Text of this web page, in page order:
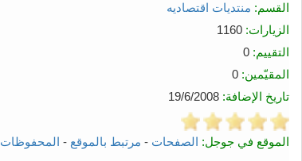
القسم: منتديات اقتصاديه
الزيارات:
التقييم:
المقيّمين:
تاريخ الإضافة:
الموقع في جوجل: الصفحات - مرتبط بالموقع - المحفوظات